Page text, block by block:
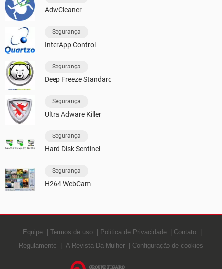
AdwCleaner
Segurança
InterApp Control
Segurança
Deep Freeze Standard
Segurança
Ultra Adware Killer
Segurança
Hard Disk Sentinel
Segurança
H264 WebCam
Equipe Termos de uso Política de Privacidade
Contato
Regulamento
A Revista Da Mulher Configuração de cookies